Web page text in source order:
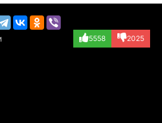
5558 2025